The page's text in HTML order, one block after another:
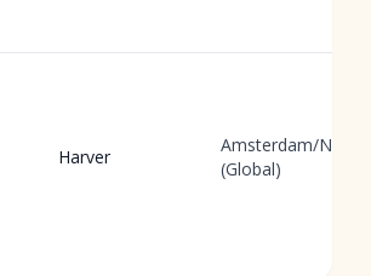
Harver
Amsterdam/NYC
(Global)